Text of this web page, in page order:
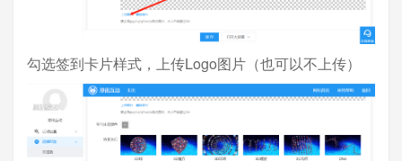
勾选签到卡片样式，上传Logo图片（也可以不上传）